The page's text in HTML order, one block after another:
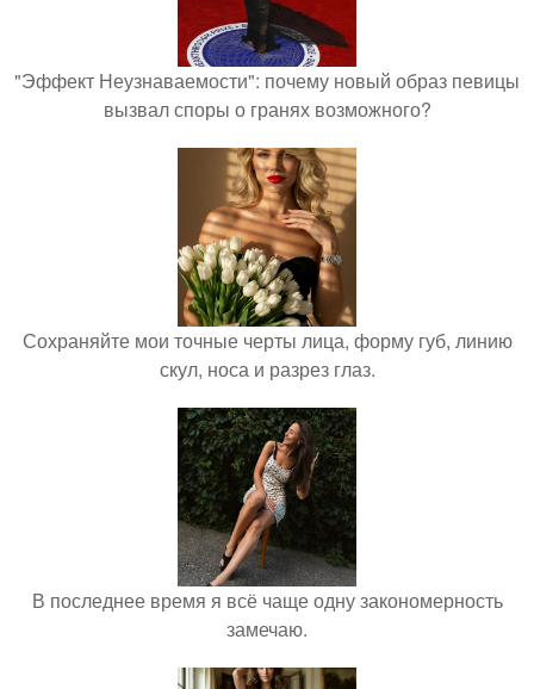
"Эффект Неузнаваемости": почему новый образ певицы
вызвал споры о гранях возможного?
Сохраняйте мои точные черты лица, форму губ, линию
скул, носа и разрез глаз.
В последнее время я всё чаще одну закономерность
замечаю.